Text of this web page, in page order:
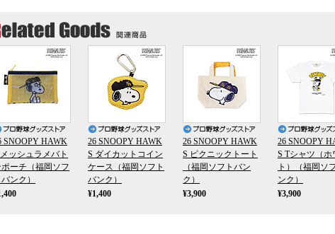
SNOOPY HAWK
ッシュラメバト
ポーチ（福岡ソフ
バンク）
26 SNOOPY HAWK
S ダイカットコイン
ケース（福岡ソフト
バンク）
¥1,400
26 SNOOPY HAWK
S ピクニックトート
（福岡ソフトバン
ク）
¥3,900
26 SNOOPY
S Tシャツ（ホ
ト）（福岡ソ
ンク）
¥3,900